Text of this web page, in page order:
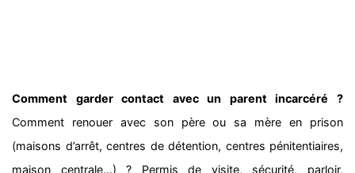
Comment garder contact avec un parent incarcéré ?
Comment renouer avec son père ou sa mère en prison
(maisons d’arrêt, centres de détention, centres pénitentiaires,
maison centrale…) ? Permis de visite, sécurité, parloir,